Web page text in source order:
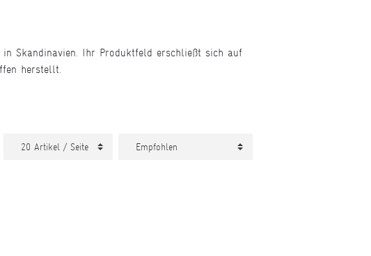
in Skandinavien. Ihr Produktfeld erschließt sich auf
herstellt.